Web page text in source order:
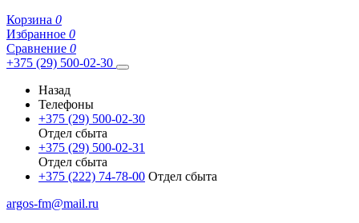
Корзина 0
Избранное 0
Сравнение 0
+375 (29) 500-02-30
Назад
Телефоны
+375 (29) 500-02-30
Отдел сбыта
+375 (29) 500-02-31
Отдел сбыта
+375 (222) 74-78-00 Отдел сбыта
argos-fm@mail.ru